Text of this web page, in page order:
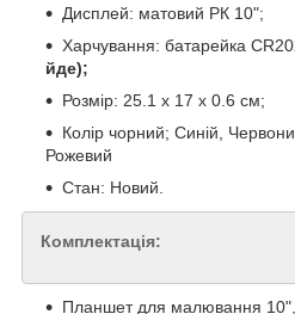
Дисплей: матовий РК 10";
Харчування: батарейка
йде);
Розмір: 25.1 х 17 х 0.6 см;
Колір чорний; Синій,
Рожевий
Стан: Новий.
Комплектація:
Планшет для малювання